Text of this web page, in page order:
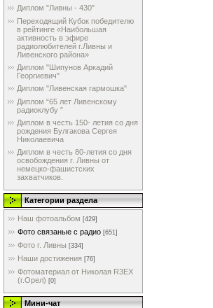
Диплом "Ливны - 430"
Переходящий Кубок победителю
в рейтинге «Наибольшая
активность в эфире
радиолюбителей г.Ливны и
Ливенского района»
Диплом "Шипунов Аркадий
Георгиевич"
Диплом "Ливенская гармошка"
Диплом “65 лет Ливенскому
радиоклубу ”
Диплом в честь 150- летия со дня
рождения Булгакова Сергея
Николаевича
Диплом в честь 80-летия со дня
освобождения г. Ливны от
немецко-фашистских
захватчиков.
Категории раздела
Наш фотоальбом [429]
Фото связаные с радио [651]
Фото г. Ливны [334]
Наши достижения [76]
Фотоматериал от Николая R3EX
(г.Орел) [0]
Мини-чат